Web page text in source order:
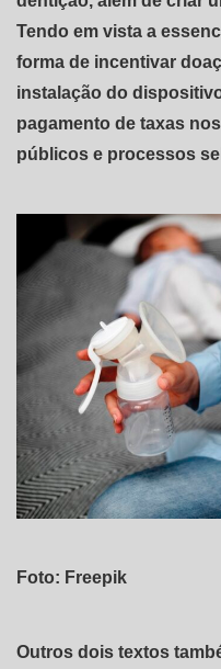
Tendo em vista a
forma de incentivar
instalação do
pagamento de taxas
públicos e processos
Foto: Freepik
Outros dois textos